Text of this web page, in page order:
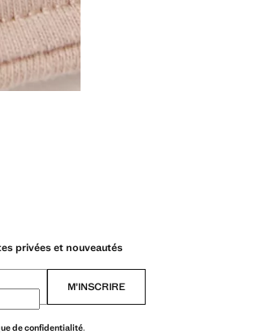
privées et nouveautés
M’INSCRIRE
de confidentialité.